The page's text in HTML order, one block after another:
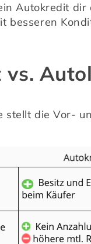
Autokredit
besseren
stellt die Vor-